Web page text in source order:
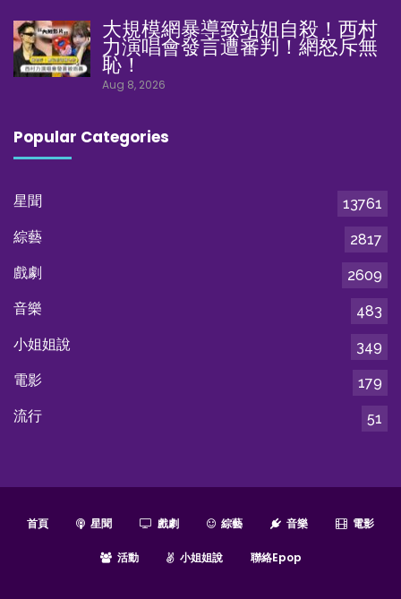
大規模網暴導致站姐自殺！西村
力演唱會發言遭審判！網怒斥無
恥！
Aug 8, 2026
Popular Categories
星聞
13761
綜藝
2817
戲劇
2609
音樂
483
小姐姐說
349
電影
179
流行
51
首頁 星聞 戲劇 綜藝 音樂 電影
活動 小姐姐說 聯絡epop